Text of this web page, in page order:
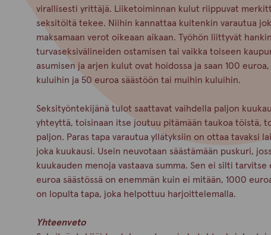
virallisesti yrittäjä. Liiketoiminnan kulut riippuvat
seksitöitä tekee. Niihin kannattaa kuitenkin varautua
maksamaan verot oikeaan aikaan. Työhön liittyvät
turvaseksivälineiden ostamisen tai vaikka toiseen
asumisen ja arjen kulut ovat hoidossa ja saan 100
kuluihin ja 50 euroa säästöön tai muihin kuluihin.
Seksityöntekijänä tulot saattavat vaihdella paljon
yhteyttä, toisinaan itse joutuu pitämään taukoa töistä,
paljon. Paras tapa varautua yllätyksiin on ottaa tavaksi
joka kuukausi. Usein neuvotaan säästämään puskuri,
kuukauden menoja vastaava summa. Sen ei silti
euroa säästössä on enemmän kuin ei mitään, 1000
on lopulta tapa, joka helpottuu harjoittelemalla.
Yhteenveto